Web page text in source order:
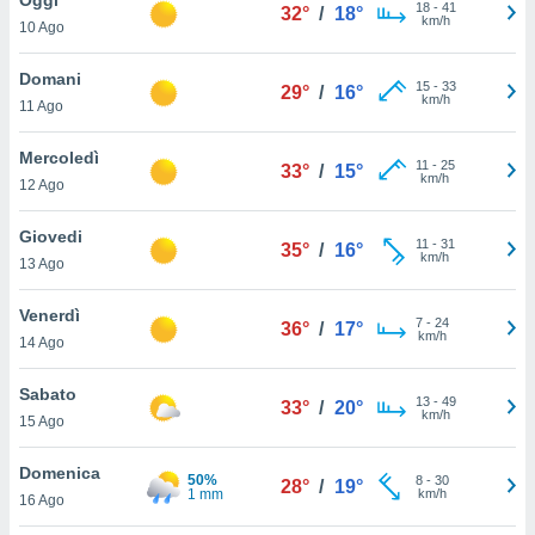
è
al sito
di
ci
di
il
un
la
nella
10 Ago
32° / 18° 18- 41
km/h
Domani
11 Ago
29° / 16° 15- 33
km/h
Mercoledì
12 Ago
33° / 15° 11 - 25
km/h
Giovedi
13 Ago
35° / 16° 11 - 31
km/h
Venerdì
14 Ago
36° / 17° 7- 24
km/h
Sabato
15 Ago
33° / 20° 13- 49
km/h
Domenica
16 Ago
50%
1 mm
28° / 19° 8- 30
km/h